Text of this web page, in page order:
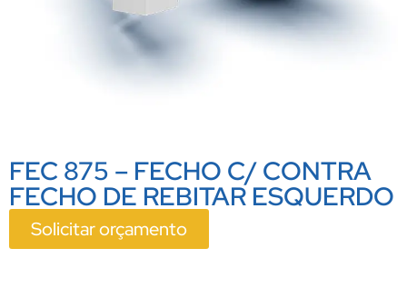
FEC 875 – FECHO C/ CONTRA
FECHO DE REBITAR ESQUERDO
Solicitar orçamento